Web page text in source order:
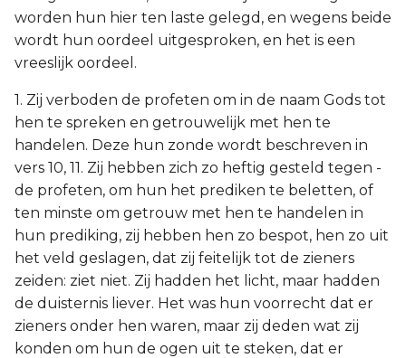
worden hun hier ten laste gelegd, en wegens beide
wordt hun oordeel uitgesproken, en het is een
vreeslijk oordeel.
1. Zij verboden de profeten om in de naam Gods tot
hen te spreken en getrouwelijk met hen te
handelen. Deze hun zonde wordt beschreven in
vers 10, 11. Zij hebben zich zo heftig gesteld tegen -
de profeten, om hun het prediken te beletten, of
ten minste om getrouw met hen te handelen in
hun prediking, zij hebben hen zo bespot, hen zo uit
het veld geslagen, dat zij feitelijk tot de zieners
zeiden: ziet niet. Zij hadden het licht, maar hadden
de duisternis liever. Het was hun voorrecht dat er
zieners onder hen waren, maar zij deden wat zij
konden om hun de ogen uit te steken, dat er